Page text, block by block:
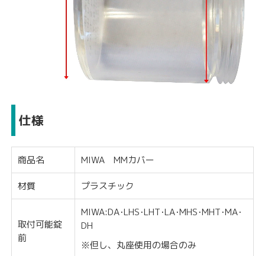
仕様
商品名 MIWA MMカバー
材質 プラスチック
取付可能錠
前
MIWA:DA･LHS･LHT･LA･MHS･MHT･MA･
DH
※但し、丸座使用の場合のみ